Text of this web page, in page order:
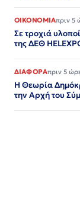
ΟΙΚΟΝΟΜΙΑπριν 5
Σε τροχιά
της ΔΕΘ
ΔΙΑΦΟΡΑπριν 5
Η Θεωρία
την Αρχή του